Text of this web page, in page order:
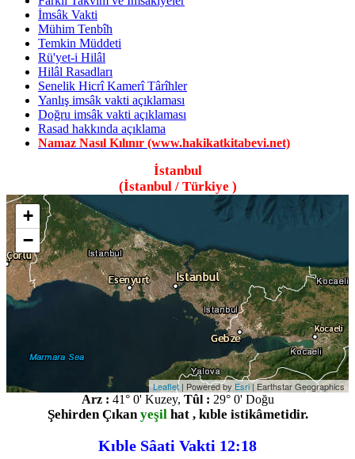
İmsâk Vakti
Mühim Tenbîh
Temkin Müddeti
Rü'yet-i Hilâl
Hilâl Rasadları
Senelik Hicrî Kamerî Târîhler
Yanlış imsâk vakti açıklaması
Doğru imsâk vakti açıklaması
Rasad hakkında açıklama
Namaz Nasıl Kılınır (www.hakikatkitabevi.net)
İstanbul
(İstanbul / Türkiye )
+
−
Leaflet | Powered by Esri| Earthstar Geographics
Arz : 41° 0' Kuzey, Tûl : 29° 0' Doğu
Şehirden Çıkanyeşilhat , kıble istikâmetidir.
Kıble Sâati Vakti 12:18